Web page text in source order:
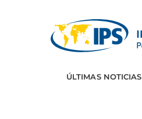
ÚLTIMAS NOTICIAS